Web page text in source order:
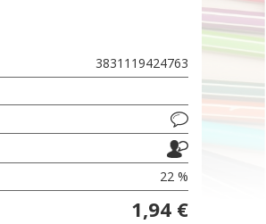
3831119424763
22 %
1,94 €